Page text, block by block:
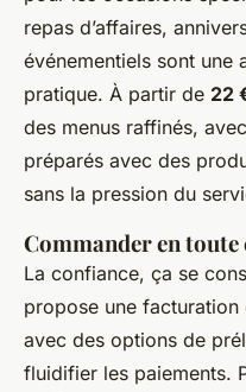
repas d’affaires,
événementiels sont une
pratique. À partir de 22
des menus raffinés,
préparés avec des
sans la pression du
Commander en toute
La confiance, ça se
propose une facturation
avec des options de
fluidifier les paiements.